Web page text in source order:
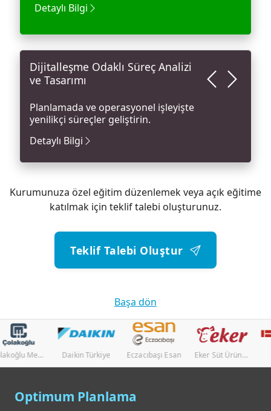
Detaylı Bilgi
code
Dijitalleşme Odaklı Süreç Analizi
ve Tasarımı
Planlamada ve operasyonel işleyişte
yenilikçi süreçler geliştirin.
Detaylı Bilgi
Kurumunuza özel eğitim düzenlemek veya açık eğitime
katılmak için teklif talebi oluşturunuz.
Teklif Talebi Oluştur
Başa dön
Çolakoğlu Metalurji Daikin Türkiye Eczacıbaşı Esan Eker Süt Ürünleri Hasçelik
Optimum Planlama